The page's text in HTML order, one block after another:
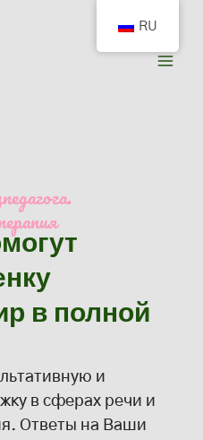
в полной
и
в сферах речи и
Ответы на Ваши
RU